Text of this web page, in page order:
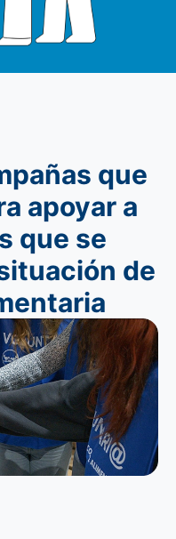
que
apoyar a
que se
de